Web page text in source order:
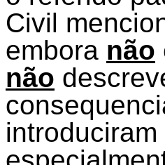
Civil
embora não
não
introduciram